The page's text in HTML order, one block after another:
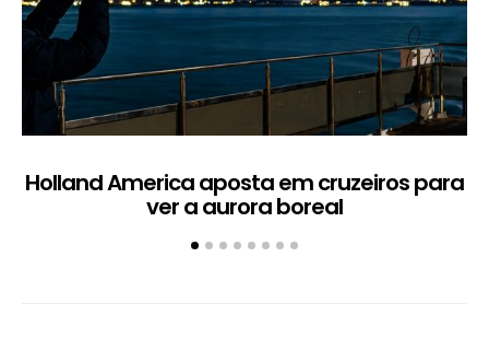
Holland America aposta em cruzeiros para
ver a aurora boreal